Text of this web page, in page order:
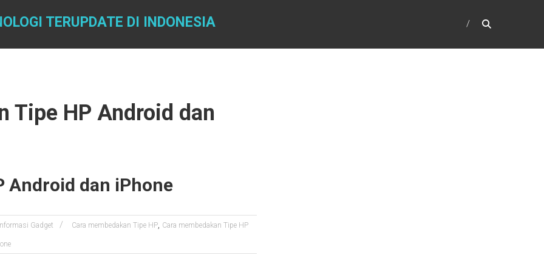
TERUPDATE DI INDONESIA
Tipe HP Android dan
Android dan iPhone
Informasi Gadget Cara membedakan Tipe HP, Cara membedakan Tipe HP